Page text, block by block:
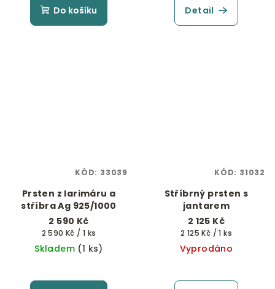
Do košíku Detail
Prsten z larimáru a
stříbra Ag 925/1000
2 590 Kč
Měrná
cena:
2 590 Kč / 1 ks
Skladem (1 ks)
KÓD: 33039
Stříbrný prsten s
jantarem
2 125 Kč
Měrná
cena:
2 125 Kč / 1 ks
Vyprodáno
KÓD: 31032